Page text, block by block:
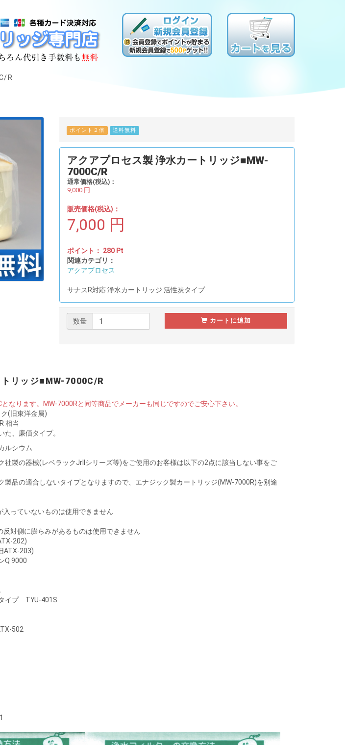
R
ポイント２倍 送料無料
アクアプロセス製 浄水カートリッジ■MW-
7000C/R
通常価格(税込)：
9,000 円
販売価格(税込)：
7,000 円
ポイント： 280 Pt
関連カテゴリ：
アクアプロセス
サナスR対応 浄水カートリッジ 活性炭タイプ
数量 カートに追加
リッジ■MW-7000C/R
なります。MW-7000Rと同等商品でメーカーも同じですのでご安心下さい。
(旧東洋金属)
相当
た、廉価タイプ。
ルシウム
社製の器械(レベラックJrIIシリーズ等)をご使用のお客様は以下の2点に該当しない事をご
製品の適合しないタイプとなりますので、エナジック製カートリッジ(MW-7000R)を別途
入っていないものは使用できません
反対側に膨らみがあるものは使用できません
202)
ATX-203)
Q 9000
イプ TYU-401S
502